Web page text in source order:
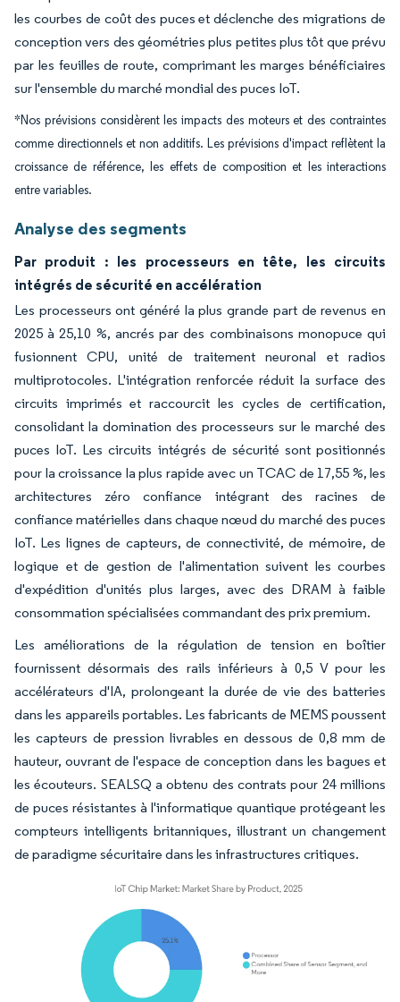
les courbes de coût des puces et déclenche des migrations de
conception vers des géométries plus petites plus tôt que prévu
par les feuilles de route, comprimant les marges bénéficiaires
sur l'ensemble du marché mondial des puces IoT.
*Nos prévisions considèrent les impacts des moteurs et des contraintes
comme directionnels et non additifs. Les prévisions d'impact reflètent la
croissance de référence, les effets de composition et les interactions
entre variables.
Analyse des segments
Par produit : les processeurs en tête, les circuits
intégrés de sécurité en accélération
Les processeurs ont généré la plus grande part de revenus en
2025 à 25,10 %, ancrés par des combinaisons monopuce qui
fusionnent CPU, unité de traitement neuronal et radios
multiprotocoles. L'intégration renforcée réduit la surface des
circuits imprimés et raccourcit les cycles de certification,
consolidant la domination des processeurs sur le marché des
puces IoT. Les circuits intégrés de sécurité sont positionnés
pour la croissance la plus rapide avec un TCAC de 17,55 %, les
architectures zéro confiance intégrant des racines de
confiance matérielles dans chaque nœud du marché des puces
IoT. Les lignes de capteurs, de connectivité, de mémoire, de
logique et de gestion de l'alimentation suivent les courbes
d'expédition d'unités plus larges, avec des DRAM à faible
consommation spécialisées commandant des prix premium.
Les améliorations de la régulation de tension en boîtier
fournissent désormais des rails inférieurs à 0,5 V pour les
accélérateurs d'IA, prolongeant la durée de vie des batteries
dans les appareils portables. Les fabricants de MEMS poussent
les capteurs de pression livrables en dessous de 0,8 mm de
hauteur, ouvrant de l'espace de conception dans les bagues et
les écouteurs. SEALSQ a obtenu des contrats pour 24 millions
de puces résistantes à l'informatique quantique protégeant les
compteurs intelligents britanniques, illustrant un changement
de paradigme sécuritaire dans les infrastructures critiques.